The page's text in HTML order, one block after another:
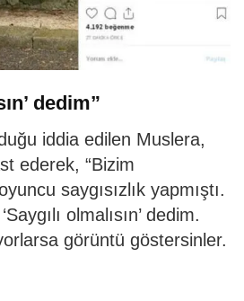
dedim”
iddia edilen Muslera,
ederek, “Bizim
saygısızlık yapmıştı.
olmalısın’ dedim.
görüntü göstersinler.